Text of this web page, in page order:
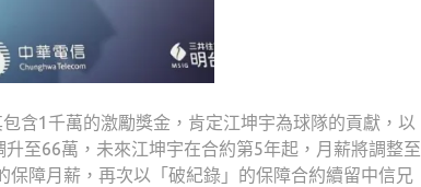
含1千萬的激勵獎金，肯定江坤宇為球隊的貢獻，以
至66萬，未來江坤宇在合約第5年起，月薪將調整至
障月薪，再次以「破紀錄」的保障合約續留中信兄